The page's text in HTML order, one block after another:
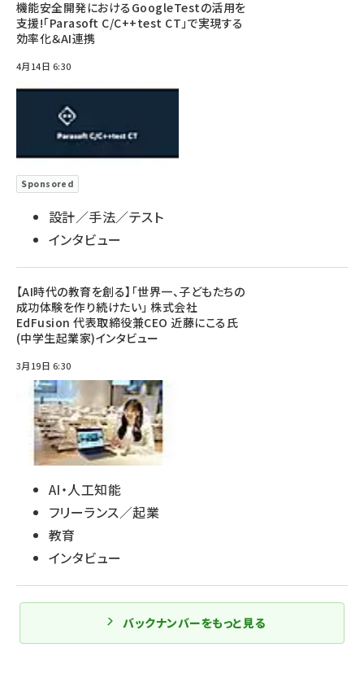
機能安全開発におけるGoogleTestの活用を
支援!「Parasoft C/C++test CT」で実現する
効率化＆AI連携
4月14日 6:30
Sponsored
設計／手法／テスト
インタビュー
【AI時代の教育を創る】「世界一、子どもたちの
成功体験を作り続けたい」 株式会社
EdFusion 代表取締役兼CEO 近藤にこる氏
(中学生起業家)インタビュー
3月19日 6:30
AI・人工知能
フリーランス／起業
教育
インタビュー
バックナンバーをもっと見る